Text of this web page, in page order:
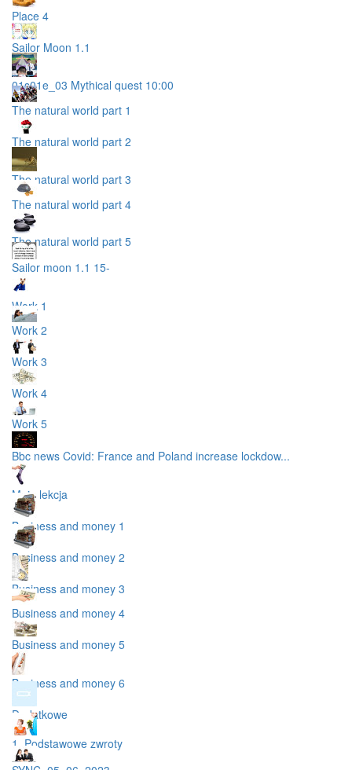
Place 4
Sailor Moon 1.1
01s01e_03 Mythical quest 10:00
The natural world part 1
The natural world part 2
The natural world part 3
The natural world part 4
The natural world part 5
Sailor moon 1.1 15-
Work 1
Work 2
Work 3
Work 4
Work 5
Bbc news Covid: France and Poland increase lockdow...
Moja lekcja
Business and money 1
Business and money 2
Business and money 3
Business and money 4
Business and money 5
Business and money 6
Dodatkowe
1. Podstawowe zwroty